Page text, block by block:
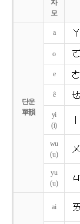
자
모
단운
單韻
a
o
e
ê
yi
(i)
wu
(u)
yu
(u)
ai